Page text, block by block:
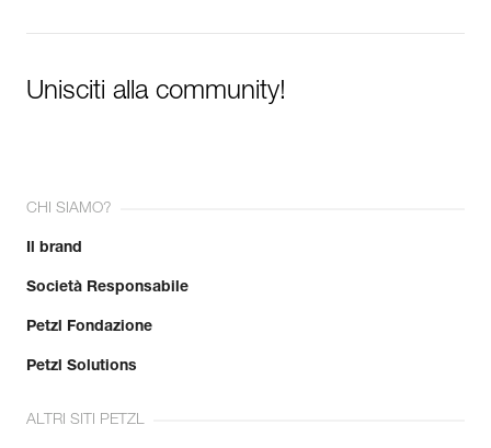
Unisciti alla community!
CHI SIAMO?
Il brand
Società Responsabile
Petzl Fondazione
Petzl Solutions
ALTRI SITI PETZL